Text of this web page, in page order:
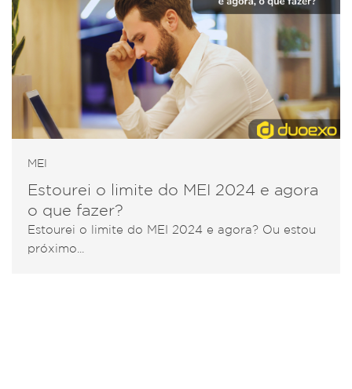
MEI
Estourei o limite do MEI 2024 e agora
o que fazer?
Estourei o limite do MEI 2024 e agora? Ou estou
próximo...